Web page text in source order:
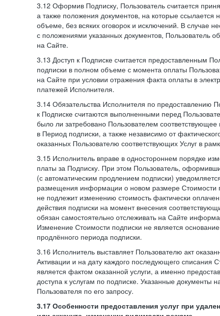
3.12 Оформив Подписку, Пользователь считается
а также положения документов, на которые
объеме, без всяких оговорок и исключений. В случае
с положениями указанных документов, Пользователь
на Сайте.
3.13 Доступ к Подписке считается предоставленным
подписки в полном объеме с момента оплаты
на Сайте при условии отражения факта оплаты в
платежей Исполнителя.
3.14 Обязательства Исполнителя по предоставлению
к Подписке считаются выполненными перед
было ли затребовано Пользователем
в Период подписки, а также независимо от
оказанных Пользователю соответствующих Услуг в
3.15 Исполнитель вправе в одностороннем порядке
платы за Подписку. При этом Пользователь,
(с автоматическим продлением подписки)
размещения информации о новом размере Стоимости
не подлежит изменению стоимость фактически
действия подписки на момент внесения
обязан самостоятельно отслеживать на Сайте
Изменение Стоимости подписки не является
продлённого периода подписки.
3.16 Исполнитель выставляет Пользователю акт
Активации и на дату каждого последующего списания
является фактом оказанной услуги, а именно
доступа к услугам по подписке. Указанные документы
Пользователя по его запросу.
3.17 Особенности предоставления услуг при